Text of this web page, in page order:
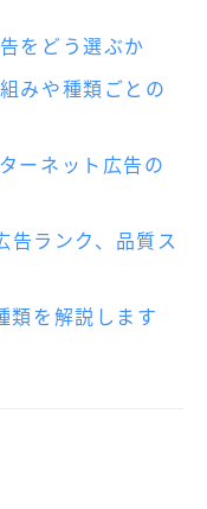
をどう選ぶか
みや種類ごとの
ーネット広告の
ランク、品質ス
類を解説します